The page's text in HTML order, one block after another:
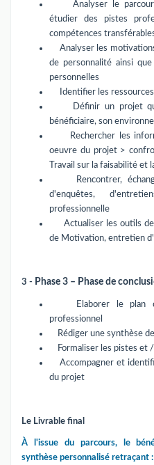
Analyser le parcours
étudier des pistes
compétences
Analyser les
de personnalité ainsi
personnelles
Identifier les
Définir un projet qui
bénéficiaire, son
Rechercher les
oeuvre du projet >
Travail sur la faisabilité et
Rencontrer,
d'enquêtes,
professionnelle
Actualiser les outils de
de Motivation, entretien
3 - Phase 3 – Phase de
Elaborer le plan
professionnel
Rédiger une synthèse
Formaliser les pistes et
Accompagner et
du projet
Le Livrable final
À l'issue du parcours, le
synthèse personnalisé retraçant :